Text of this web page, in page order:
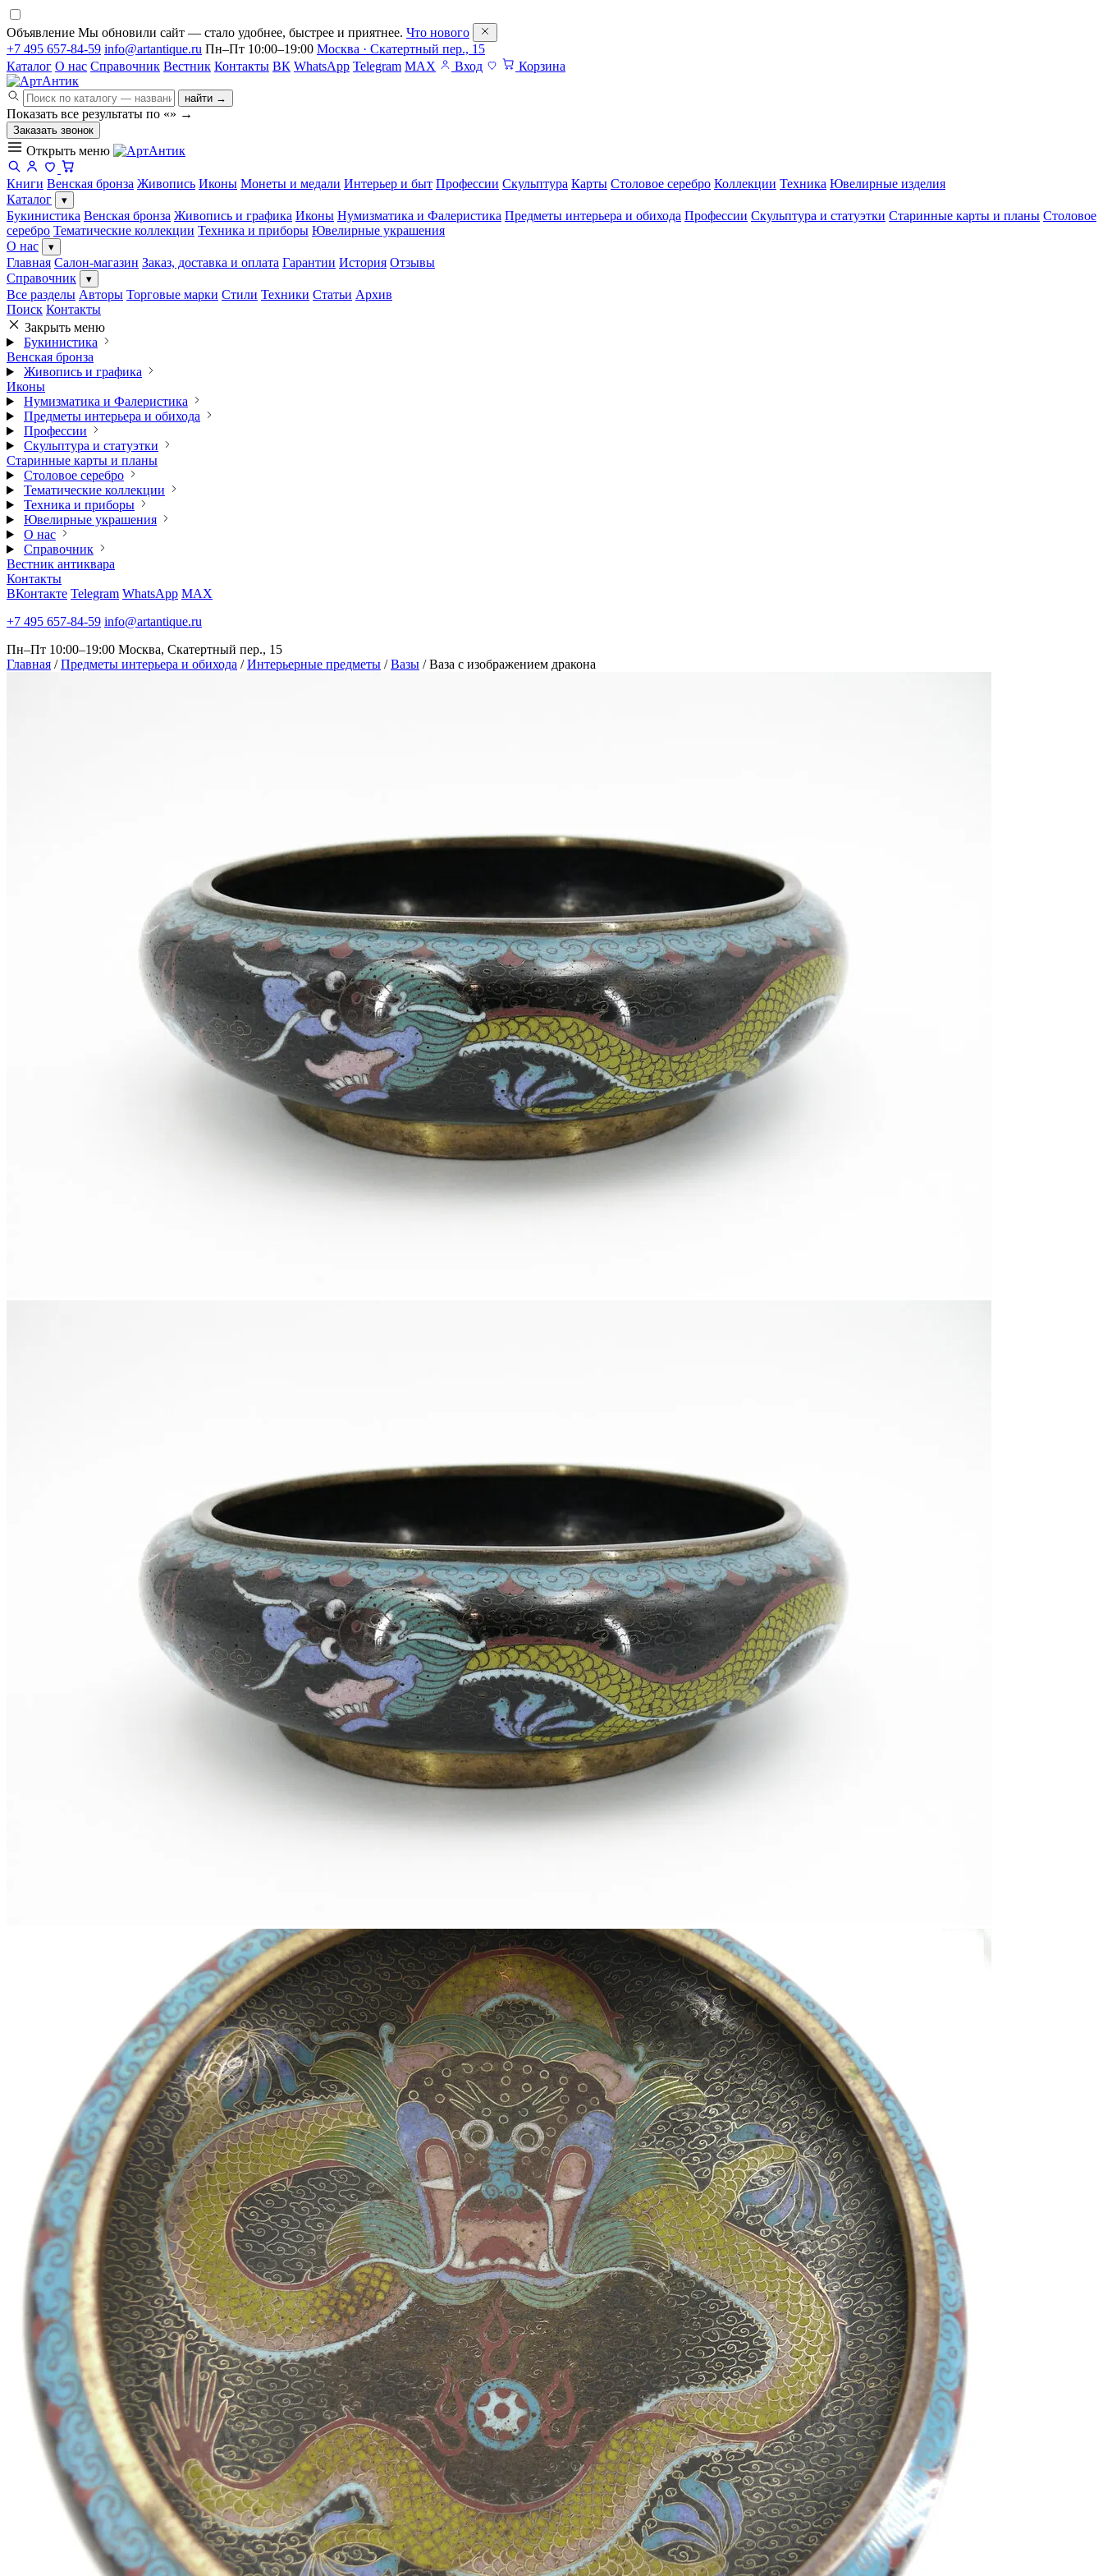
Объявление Мы обновили сайт — стало удобнее, быстрее и приятнее. Что нового
+7 495 657-84-59 info@artantique.ru Пн–Пт 10:00–19:00 Москва · Скатертный пер., 15
Каталог О нас Справочник Вестник Контакты ВК WhatsApp Telegram MAX Вход Корзина
найти →
Показать все результаты по «» →
Заказать звонок
Открыть меню
Книги Венская бронза Живопись Иконы Монеты и медали Интерьер и быт Профессии Скульптура Карты Столовое серебро Коллекции Техника Ювелирные изделия
Каталог
▾
Букинистика Венская бронза Живопись и графика Иконы Нумизматика и Фалеристика Предметы интерьера и обихода Профессии Скульптура и статуэтки Старинные карты и планы Столовое
серебро Тематические коллекции Техника и приборы Ювелирные украшения
О нас
▾
Главная Салон-магазин Заказ, доставка и оплата Гарантии История Отзывы
Справочник
▾
Все разделы Авторы Торговые марки Стили Техники Статьи Архив
Поиск Контакты
Закрыть меню
Букинистика
Венская бронза
Живопись и графика
Иконы
Нумизматика и Фалеристика
Предметы интерьера и обихода
Профессии
Скульптура и статуэтки
Старинные карты и планы
Столовое серебро
Тематические коллекции
Техника и приборы
Ювелирные украшения
О нас
Справочник
Вестник антиквара
Контакты
ВКонтакте Telegram WhatsApp MAX
+7 495 657-84-59 info@artantique.ru
Пн–Пт 10:00–19:00 Москва, Скатертный пер., 15
Главная / Предметы интерьера и обихода / Интерьерные предметы / Вазы / Ваза с изображением дракона